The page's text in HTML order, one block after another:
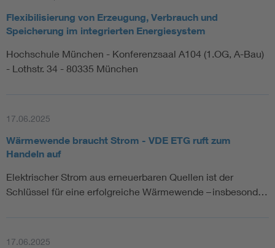
Flexibilisierung von Erzeugung, Verbrauch und
Speicherung im integrierten Energiesystem
Hochschule München - Konferenzsaal A104 (1.OG, A-Bau)
- Lothstr. 34 - 80335 München
17.06.2025
Wärmewende braucht Strom - VDE ETG ruft zum
Handeln auf
Elektrischer Strom aus erneuerbaren Quellen ist der
Schlüssel für eine erfolgreiche Wärmewende – insbesond…
17.06.2025